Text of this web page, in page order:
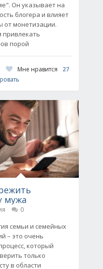
Он указывает на
блогера и влияет
от монетизации.
порой
Мне нравится
27
мужа
0
семьи и семейных
– это очень
который
только
в области